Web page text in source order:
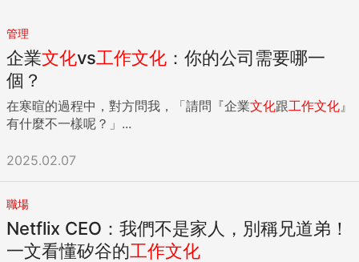
管理
企業文化vs工作文化 ：你的公司需要哪一
個？
在寒暄的過程中，對方問我，「請問『企業文化跟工作文化 』
有什麼不一樣呢？」...
2025.02.07
職場
Netflix CEO：我們不是家人，別稱兄道弟！
一文看懂矽谷的工作文化